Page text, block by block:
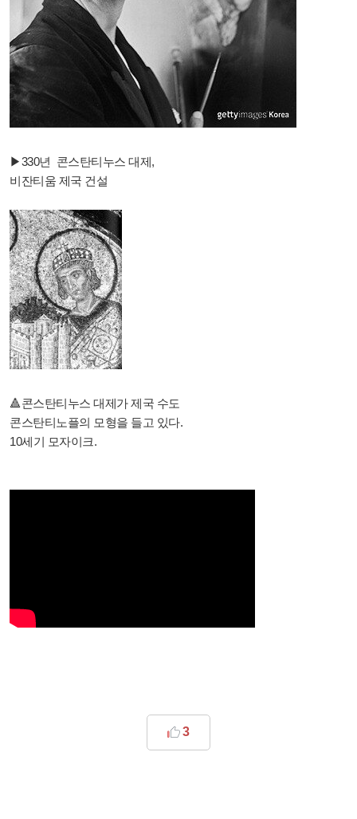
▶330년 콘스탄티누스 대제,
비잔티움 제국 건설
🔺️콘스탄티누스 대제가 제국 수도
콘스탄티노플의 모형을 들고 있다.
10세기 모자이크.
3